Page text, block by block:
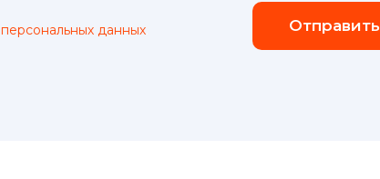
персональных данных Отправить